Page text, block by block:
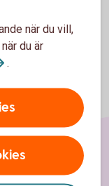
när du vill,
du är
.